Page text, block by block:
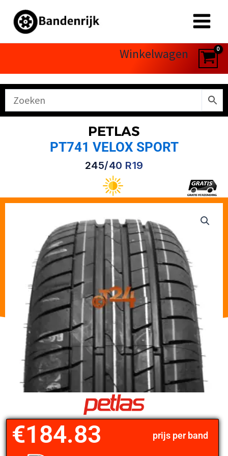
naar
Winkelwagen
PETLAS
PT741 VELOX SPORT
245/40 R19
prijs per band
€184.83